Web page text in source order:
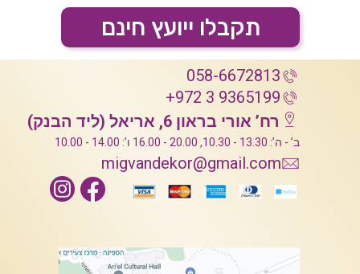
תקבלו ייועץ חינם
058-6672813
+972 3 9365199
רח’ אורי בראון 6, אריאל (ליד הבנק)
ב’ - ה’: 13.30 - 10.30, 20.00 - 16.00 ו’: 14.00 - 10.00
migvandekor@gmail.com